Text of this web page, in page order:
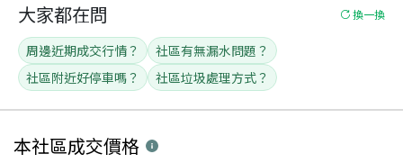
大家都在問 換一換
周邊近期成交行情？
社區有無漏水問題？
社區附近好停車嗎？
社區垃圾處理方式？
本社區成交價格